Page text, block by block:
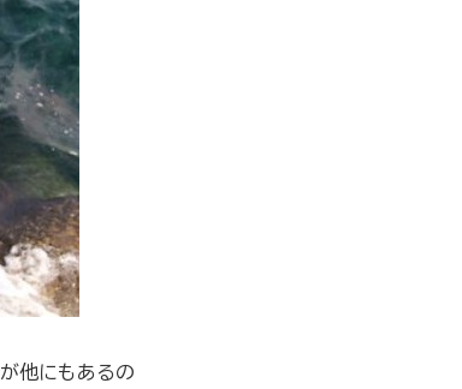
が他にもあるの